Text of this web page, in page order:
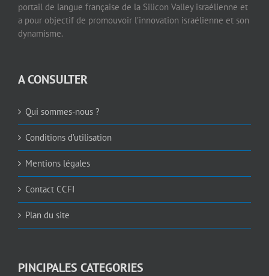
portail de langue française de la Silicon Valley israélienne et
a pour objectif de promouvoir l’innovation israélienne et son
dynamisme.
A CONSULTER
Qui sommes-nous ?
Conditions d’utilisation
Mentions légales
Contact CCFI
Plan du site
PINCIPALES CATEGORIES